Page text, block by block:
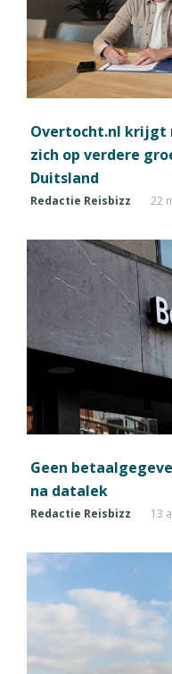
Overtocht.nl krijgt
zich op verdere
Duitsland
Redactie Reisbizz 22
Geen
na datalek
Redactie Reisbizz 13